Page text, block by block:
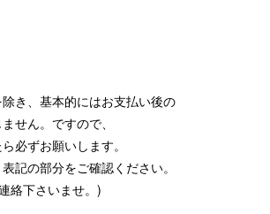
き、基本的にはお支払い後の
せん。ですので、
必ずお願いします。
記の部分をご確認ください。
絡下さいませ。)